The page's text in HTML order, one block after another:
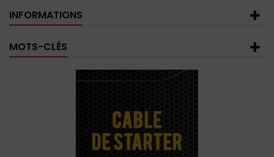
INFORMATIONS
MOTS-CLÉS